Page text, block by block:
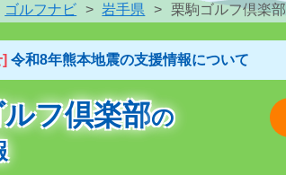
ゴルフナビ 岩手県 栗駒ゴルフ倶楽部
令和8年熊本地震の支援情報について
フ倶楽部の